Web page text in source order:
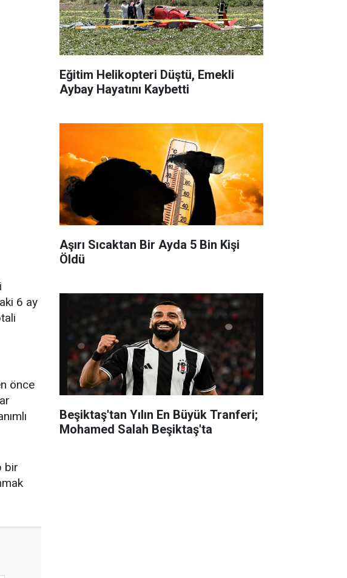
6 ay
önce
bir
Eğitim Helikopteri Düştü, Emekli
Aybay Hayatını Kaybetti
Aşırı Sıcaktan Bir Ayda 5 Bin Kişi
Öldü
Beşiktaş'tan Yılın En Büyük Tranferi;
Mohamed Salah Beşiktaş'ta